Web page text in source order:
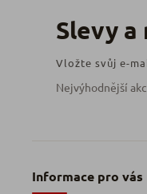
Informace pro vás
Vložte svůj e-